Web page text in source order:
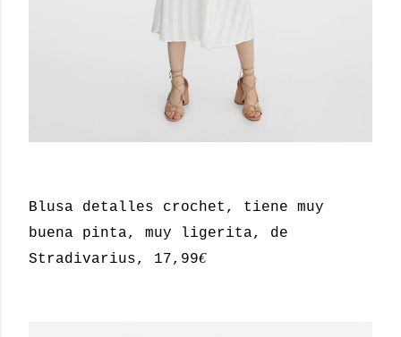
Blusa detalles crochet, tiene muy
buena pinta, muy ligerita, de
Stradivarius, 17,99€